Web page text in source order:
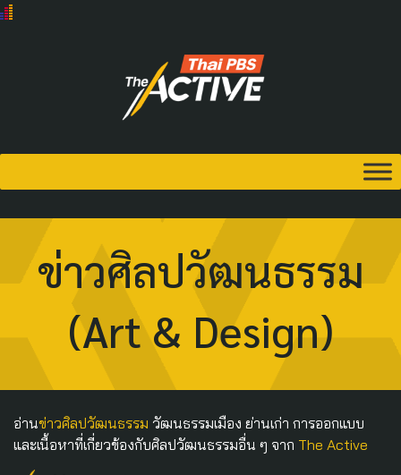
ข่าวศิลปวัฒนธรรม
(Art & Design)
อ่านข่าวศิลปวัฒนธรรม วัฒนธรรมเมือง ย่านเก่า การออกแบบ
และเนื้อหาที่เกี่ยวข้องกับศิลปวัฒนธรรมอื่น ๆ จาก The Active